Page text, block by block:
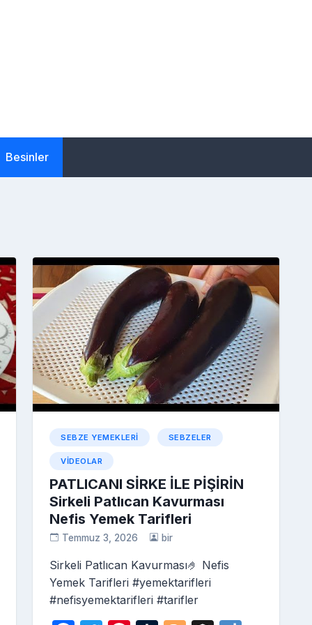
Besinler
SEBZE YEMEKLERI SEBZELER
VIDEOLAR
PATLICANI SİRKE İLE PİŞİRİN
Sirkeli Patlıcan Kavurması
Nefis Yemek Tarifleri
Temmuz 3, 2026 bir
Sirkeli Patlıcan Kavurması🤌 Nefis
Yemek Tarifleri #yemektarifleri
#nefisyemektarifleri #tarifler